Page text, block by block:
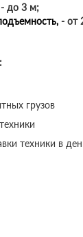
- до 3 м;
- от
грузов
техники в